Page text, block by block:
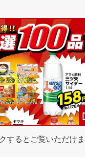
するとご覧いただけ